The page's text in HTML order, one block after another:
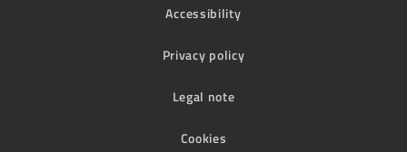
Accessibility
Privacy policy
Legal note
Cookies